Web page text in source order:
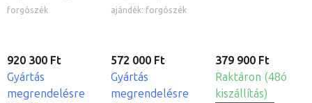
forgószék
920 300 Ft
Gyártás
megrendelésre
ajándék: forgószék
572 000 Ft
Gyártás
megrendelésre
379 900 Ft
Raktáron (48ó
kiszállítás)